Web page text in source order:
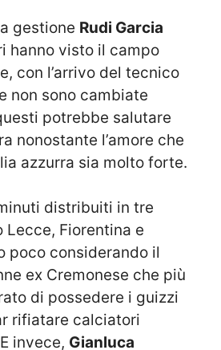
gestione Rudi Garcia
hanno visto il campo
con l’arrivo del tecnico
non sono cambiate
potrebbe salutare
nonostante l’amore che
azzurra sia molto forte.
distribuiti in tre
Lecce, Fiorentina e
poco considerando il
ex Cremonese che più
di possedere i guizzi
rifiatare calciatori
invece, Gianluca